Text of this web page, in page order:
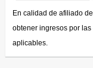
En calidad de afiliado
obtener ingresos por
aplicables.